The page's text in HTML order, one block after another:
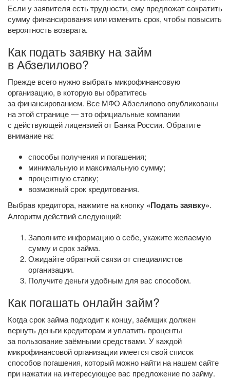
Если у заявителя есть трудности, ему предложат сократить
сумму финансирования или изменить срок, чтобы повысить
вероятность возврата.
Как подать заявку на займ
в Абзелилово?
Прежде всего нужно выбрать микрофинансовую
организацию, в которую вы обратитесь
за финансированием. Все МФО Абзелилово опубликованы
на этой странице — это официальные компании
с действующей лицензией от Банка России. Обратите
внимание на:
способы получения и погашения;
минимальную и максимальную сумму;
процентную ставку;
возможный срок кредитования.
Выбрав кредитора, нажмите на кнопку «Подать заявку».
Алгоритм действий следующий:
Заполните информацию о себе, укажите желаемую
сумму и срок займа.
Ожидайте обратной связи от специалистов
организации.
Получите деньги удобным для вас способом.
Как погашать онлайн займ?
Когда срок займа подходит к концу, заёмщик должен
вернуть деньги кредиторам и уплатить проценты
за пользование заёмными средствами. У каждой
микрофинансовой организации имеется свой список
способов погашения, который можно найти на нашем сайте
при нажатии на интересующее вас предложение по займу.